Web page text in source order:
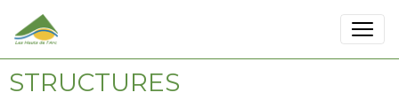
STRUCTURES